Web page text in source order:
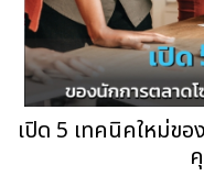
เปิด 5 เทคนิคใหม่ข